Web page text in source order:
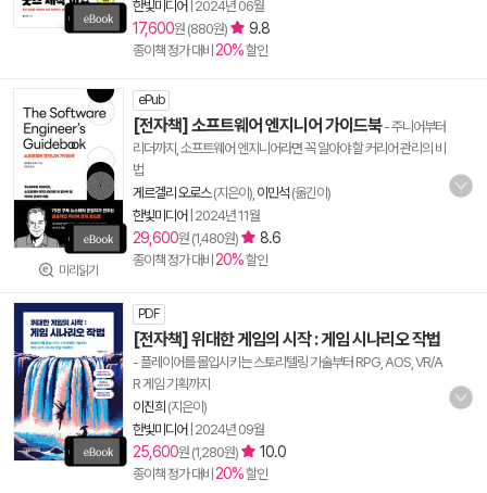
한빛미디어 2024년 06월
17,600원 (880원) 9.8
종이책 정가 대비 20%할인
미리읽기
ePub
[전자책] 소프트웨어 엔지니어 가이드북- 주니어부터
리더까지, 소프트웨어 엔지니어라면 꼭 알아야 할 커리어 관리의 비
법
게르겔리 오로스(지은이), 이민석 (옮긴이)
한빛미디어 2024년 11월
29,600원 (1,480원) 8.6
종이책 정가 대비 20%할인
PDF
[전자책] 위대한 게임의 시작 : 게임 시나리오 작법
- 플레이어를 몰입시키는 스토리텔링 기술부터 RPG, AOS, VR/A
R 게임 기획까지
이진희 (지은이)
한빛미디어 2024년 09월
25,600원 (1,280원) 10.0
종이책 정가 대비 20%할인